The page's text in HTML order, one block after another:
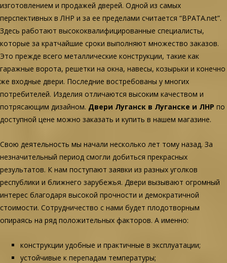
изготовлением и продажей дверей. Одной из самых
перспективных в ЛНР и за ее пределами считается “ВРАТА.net”.
Здесь работают высококвалифицированные специалисты,
которые за кратчайшие сроки выполняют множество заказов.
Это прежде всего металлические конструкции, такие как
гаражные ворота, решетки на окна, навесы, козырьки и конечно
же входные двери. Последние востребованы у многих
потребителей. Изделия отличаются высоким качеством и
потрясающим дизайном. Двери Луганск в Луганске и ЛНР по
доступной цене можно заказать и купить в нашем магазине.
Свою деятельность мы начали несколько лет тому назад. За
незначительный период смогли добиться прекрасных
результатов. К нам поступают заявки из разных уголков
республики и ближнего зарубежья. Двери вызывают огромный
интерес благодаря высокой прочности и демократичной
стоимости. Сотрудничество с нами будет плодотворным
опираясь на ряд положительных факторов. А именно:
конструкции удобные и практичные в эксплуатации;
устойчивые к перепадам температуры;